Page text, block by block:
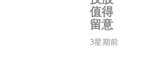
值得
留意
3星期前